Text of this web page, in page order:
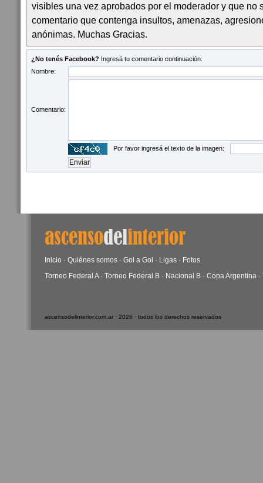
visibles una vez aprobados por el moderador y que no
comentario que contenga insultos, amenazas,
anónimas. Muchas Gracias.
¿No tenés Facebook? Ingresá tu comentario continuación:
Nombre:
Comentario:
Por favor ingresá el texto de la imagen:
Inicio · Quiénes somos · Gol a Gol · Ligas · Fotos
Torneo Federal A· Torneo Federal B · Nacional B · Copa Argentina ·
ascensodelinterior.com.ar · 2026 · todos los derechos reservados